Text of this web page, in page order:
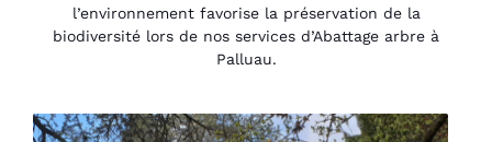
l’environnement favorise la préservation de la
biodiversité lors de nos services d’Abattage arbre à
Palluau.